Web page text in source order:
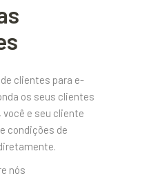
clientes para e-
os seus clientes
você e seu cliente
condições de
nós